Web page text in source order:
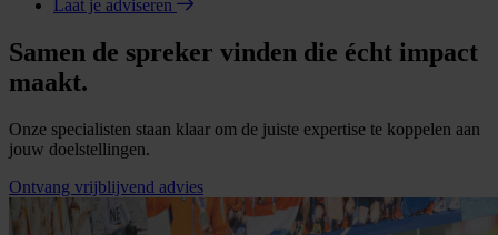
Laat je adviseren
Samen de spreker vinden die écht impact
maakt.
Onze specialisten staan klaar om de juiste expertise te koppelen aan
jouw doelstellingen.
Ontvang vrijblijvend advies